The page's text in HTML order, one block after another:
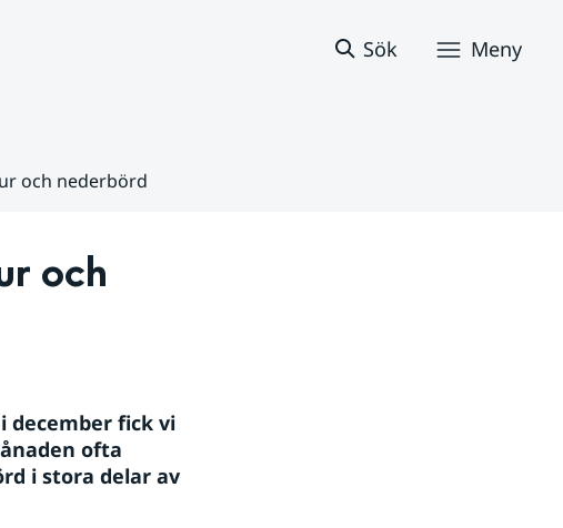
Sök Meny
och nederbörd
och
december fick vi
ofta
i stora delar av